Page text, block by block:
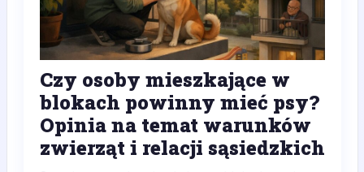
Czy osoby mieszkające w
blokach powinny mieć psy?
Opinia na temat warunków
zwierząt i relacji sąsiedzkich